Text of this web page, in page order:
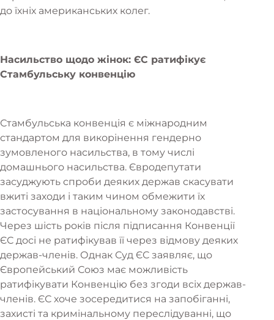
до їхніх американських колег.
Насильство щодо жінок: ЄС ратифікує
Стамбульську конвенцію
Стамбульська конвенція є міжнародним
стандартом для викорінення гендерно
зумовленого насильства, в тому числі
домашнього насильства. Євродепутати
засуджують спроби деяких держав скасувати
вжиті заходи і таким чином обмежити їх
застосування в національному законодавстві.
Через шість років після підписання Конвенції
ЄС досі не ратифікував її через відмову деяких
держав-членів. Однак Суд ЄС заявляє, що
Європейський Союз має можливість
ратифікувати Конвенцію без згоди всіх держав-
членів. ЄС хоче зосередитися на запобіганні,
захисті та кримінальному переслідуванні, що